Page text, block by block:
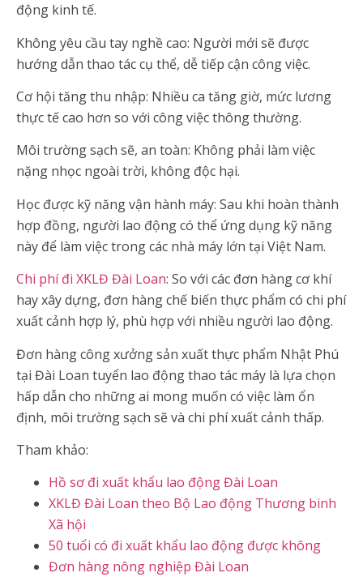
động kinh tế.
Không yêu cầu tay nghề cao: Người mới sẽ được
hướng dẫn thao tác cụ thể, dễ tiếp cận công việc.
Cơ hội tăng thu nhập: Nhiều ca tăng giờ, mức lương
thực tế cao hơn so với công việc thông thường.
Môi trường sạch sẽ, an toàn: Không phải làm việc
nặng nhọc ngoài trời, không độc hại.
Học được kỹ năng vận hành máy: Sau khi hoàn thành
hợp đồng, người lao động có thể ứng dụng kỹ năng
này để làm việc trong các nhà máy lớn tại Việt Nam.
Chi phí đi XKLĐ Đài Loan: So với các đơn hàng cơ khí
hay xây dựng, đơn hàng chế biến thực phẩm có chi phí
xuất cảnh hợp lý, phù hợp với nhiều người lao động.
Đơn hàng công xưởng sản xuất thực phẩm Nhật Phú
tại Đài Loan tuyển lao động thao tác máy là lựa chọn
hấp dẫn cho những ai mong muốn có việc làm ổn
định, môi trường sạch sẽ và chi phí xuất cảnh thấp.
Tham khảo:
Hồ sơ đi xuất khẩu lao động Đài Loan
XKLĐ Đài Loan theo Bộ Lao động Thương binh
Xã hội
50 tuổi có đi xuất khẩu lao động được không
Đơn hàng nông nghiệp Đài Loan